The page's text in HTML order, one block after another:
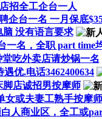
招全工企台一人
企台一名 一月保底
没有语言要求
一名，全职 part time
吃外卖店请炒锅一名
优.电话3462400634
店诚招男按摩师
女或夫妻工熟手按摩师
人商业区，全工或